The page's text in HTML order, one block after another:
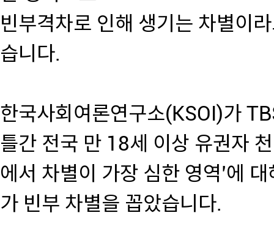
빈부격차로 인해 생기는 차별이
습니다.
한국사회여론연구소(KSOI)가
틀간 전국 만 18세 이상 유권자
에서 차별이 가장 심한 영역’에
가 빈부 차별을 꼽았습니다.